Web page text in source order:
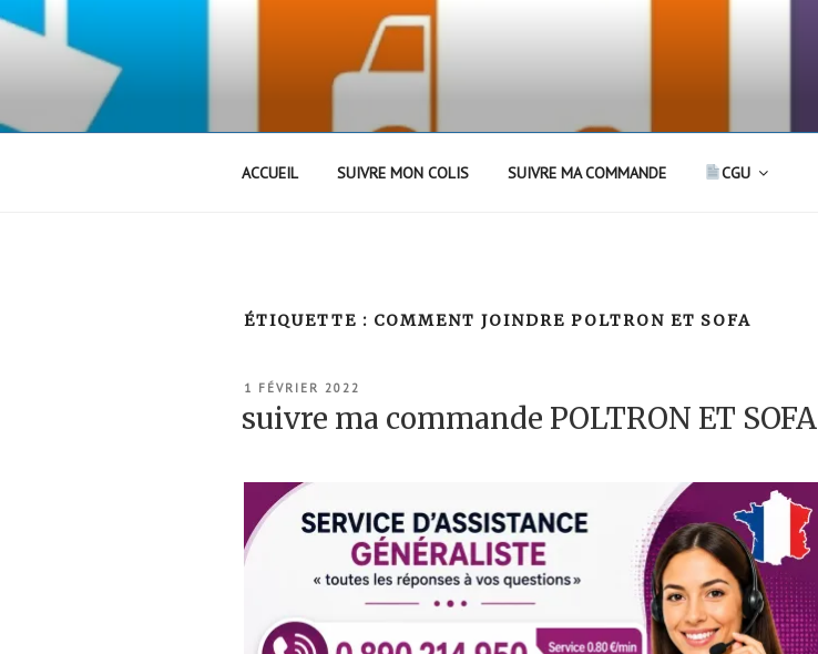
Aller
ACCUEIL SUIVRE MON COLIS SUIVRE MA COMMANDE CGU
ÉTIQUETTE : COMMENT JOINDRE POLTRON ET SOFA
PUBLIÉ
1 FÉVRIER 2022
suivre ma commande POLTRON ET SOFA